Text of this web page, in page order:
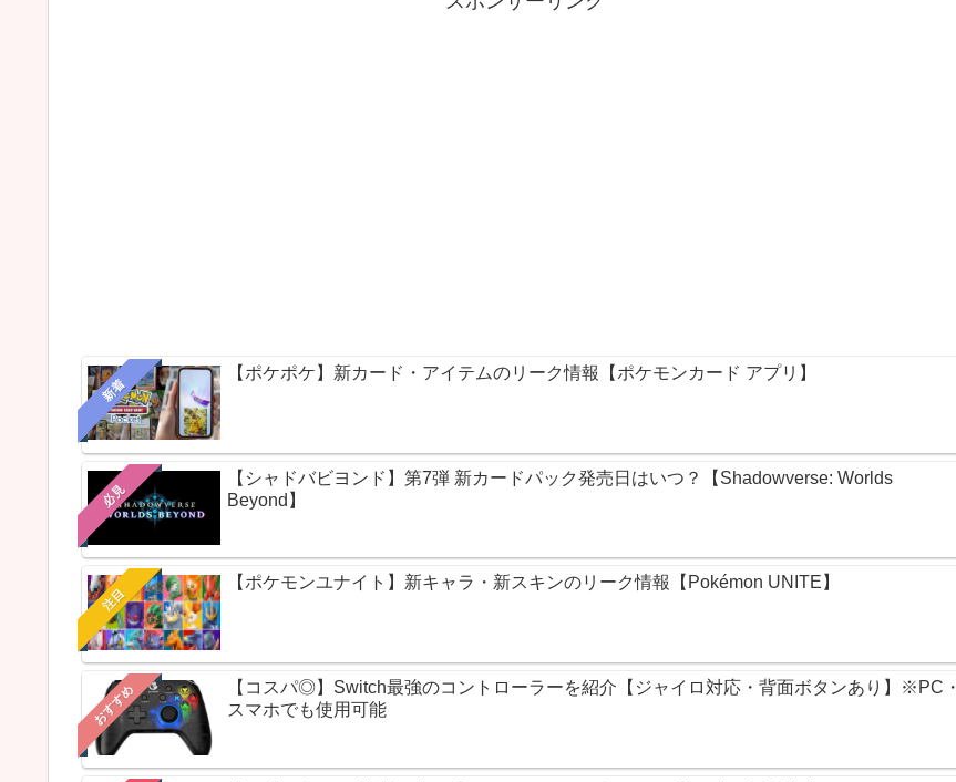
新着
【ポケポケ】新カード・アイテムのリーク情報【ポケモンカード アプリ】
必見
【シャドバビヨンド】第7弾 新カードパック発売日はいつ？【Shadowverse: Worlds
Beyond】
注目
【ポケモンユナイト】新キャラ・新スキンのリーク情報【Pokémon UNITE】
おすすめ
【コスパ◎】Switch最強のコントローラーを紹介【ジャイロ対応・背面ボタンあり】※PC・
スマホでも使用可能